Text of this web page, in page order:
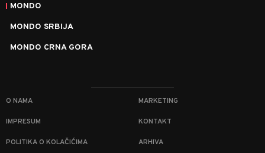
MONDO
MONDO SRBIJA
MONDO CRNA GORA
O NAMA MARKETING
IMPRESUM KONTAKT
POLITIKA O KOLAČIĆIMA ARHIVA